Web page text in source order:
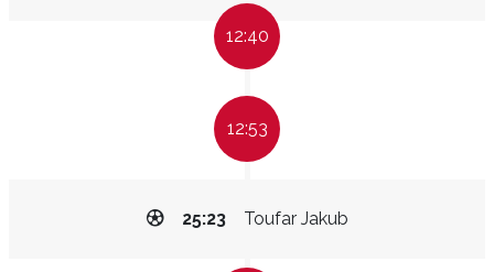
12:40
12:53
Toufar Jakub
25:23